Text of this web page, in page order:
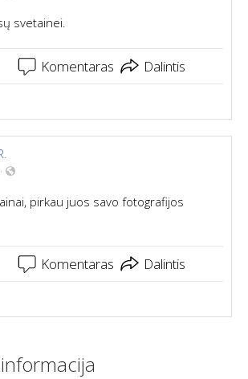
svetainei.
Komentaras Dalintis
·
pirkau juos savo fotografijos
Komentaras Dalintis